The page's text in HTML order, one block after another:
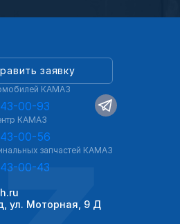
заявку
КАМАЗ
00-93
КАМАЗ
00-56
запчастей КАМАЗ
00-43
ул. Моторная, 9 Д